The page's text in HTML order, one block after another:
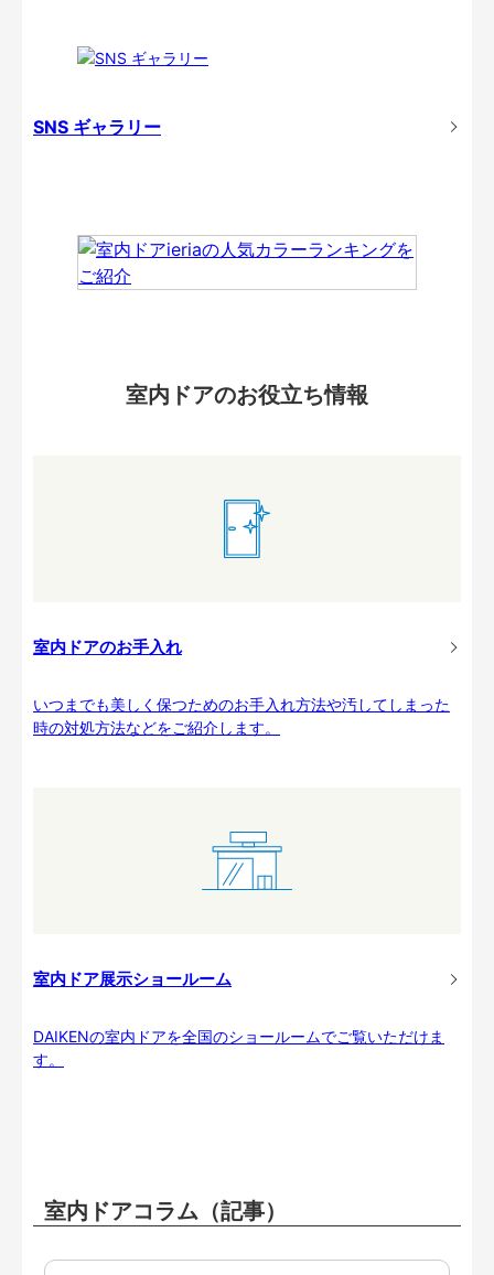
SNS ギャラリー
室内ドアのお役立ち情報
室内ドアのお手入れ
いつまでも美しく保つためのお手入れ方法や汚してしまった
時の対処方法などをご紹介します。
室内ドア展示ショールーム
DAIKENの室内ドアを全国のショールームでご覧いただけま
す。
室内ドアコラム（記事）